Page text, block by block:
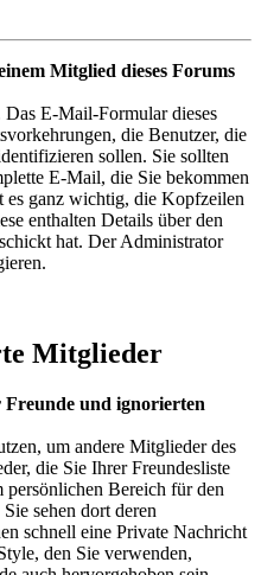
Mitglied dieses Forums
Das E-Mail-Formular dieses
die Benutzer, die
sollen. Sie sollten
E-Mail, die Sie bekommen
es ganz wichtig, die Kopfzeilen
enthalten Details über den
hat. Der Administrator
Mitglieder
Freunde und ignorierten
um andere Mitglieder des
die Sie Ihrer Freundesliste
Bereich für den
sehen dort deren
schnell eine Private Nachricht
den Sie verwenden,